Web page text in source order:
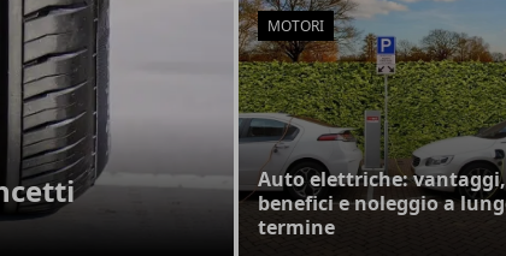
MOTORI
Auto elettriche: vantaggi,
benefici e noleggio a
termine